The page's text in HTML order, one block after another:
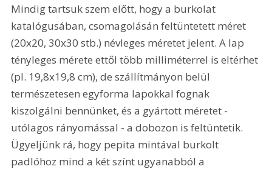
Mindig tartsuk szem előtt, hogy a burkolat
katalógusában, csomagolásán feltüntetett méret
(20x20, 30x30 stb.) névleges méretet jelent. A lap
tényleges mérete ettől több milliméterrel is eltérhet
(pl. 19,8x19,8 cm), de szállítmányon belül
természetesen egyforma lapokkal fognak
kiszolgálni bennünket, és a gyártott méretet -
utólagos rányomással - a dobozon is feltüntetik.
Ügyeljünk rá, hogy pepita mintával burkolt
padlóhoz mind a két színt ugyanabból a